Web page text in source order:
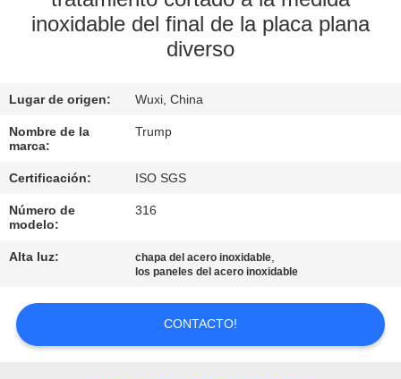
RECORRIDO
FÁBRICA
CONTROL
DE
CALIDAD
CONTACTA
CON
NOSOTROS
inoxidable del final de la placa plana
diverso
Lugar de origen: Wuxi, China
Nombre de la
marca:
Trump
Certificación: ISO SGS
Número de
modelo:
316
Alta luz: chapa del acero inoxidable,
los paneles del acero inoxidable
CONTACTO!